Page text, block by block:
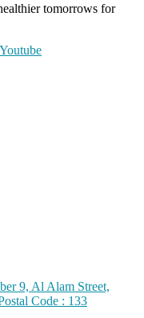
tomorrows for
Youtube
9, Al Alam Street,
Code : 133